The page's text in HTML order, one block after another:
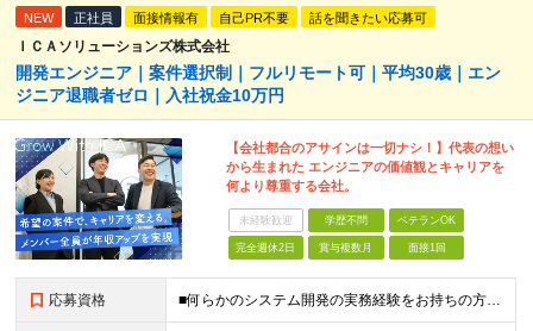
NEW 正社員 面接情報有 自己PR不要 話を聞きたい応募可
ＩＣＡソリューションズ株式会社
開発エンジニア｜案件選択制｜フルリモート可｜平均30歳｜エン
ジニア退職者ゼロ｜入社祝金10万円
【会社都合のアサインは一切ナシ！】代表の想い
から生まれた エンジニアの価値観とキャリアを
何より尊重する会社。
未経験歓迎 学歴不問 ベテランOK
完全週休2日 賞与複数月 面接1回
応募資格 ■何らかのシステム開発の実務経験をお持ちの方(3年以上) ■学歴不問 ≪こんな方にピッタリ≫ □ スキルや経験に見合う正当な収入を得たい □ PGからSEへのステップアップなど上流工程に挑戦したい